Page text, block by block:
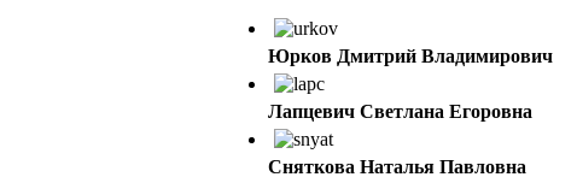
Юрков Дмитрий Владимирович
Лапцевич Светлана Егоровна
Сняткова Наталья Павловна